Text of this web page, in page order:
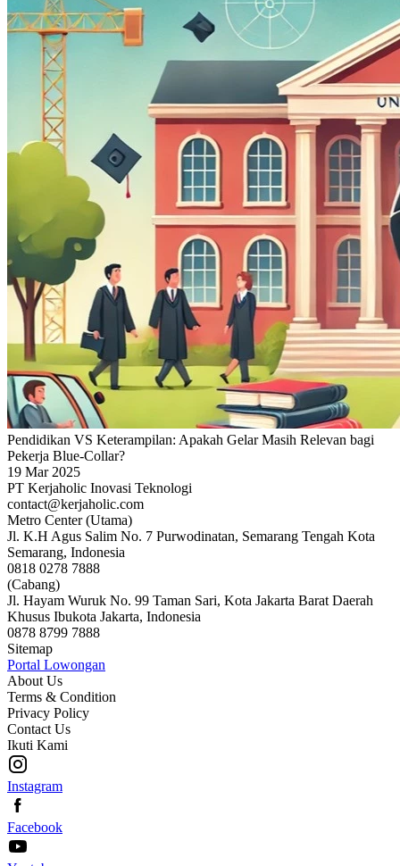
Pendidikan VS Keterampilan: Apakah Gelar Masih Relevan bagi
Pekerja Blue-Collar?
19 Mar 2025
PT Kerjaholic Inovasi Teknologi
contact@kerjaholic.com
Metro Center (Utama)
Jl. K.H Agus Salim No. 7 Purwodinatan, Semarang Tengah Kota
Semarang, Indonesia
0818 0278 7888
(Cabang)
Jl. Hayam Wuruk No. 99 Taman Sari, Kota Jakarta Barat Daerah
Khusus Ibukota Jakarta, Indonesia
0878 8799 7888
Sitemap
Portal Lowongan
About Us
Terms & Condition
Privacy Policy
Contact Us
Ikuti Kami
Instagram
Facebook